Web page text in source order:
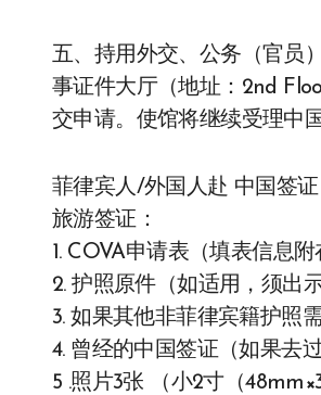
五、持用外交、公务（官员
事证件大厅（地址：2nd
交申请。使馆将继续受理中
菲律宾人/外国人赴 中国签
旅游签证：
1. COVA申请表（填表信息附
2. 护照原件（如适用，须出
3. 如果其他非菲律宾籍护照
4. 曾经的中国签证（如果去
5 .照片3张 （小2寸（